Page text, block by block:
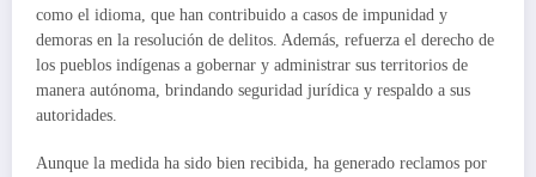
como el idioma, que han contribuido a casos de impunidad y
demoras en la resolución de delitos. Además, refuerza el derecho de
los pueblos indígenas a gobernar y administrar sus territorios de
manera autónoma, brindando seguridad jurídica y respaldo a sus
autoridades.
Aunque la medida ha sido bien recibida, ha generado reclamos por